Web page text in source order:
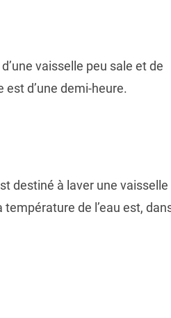
vaisselle peu sale et de
d’une demi-heure.
destiné à laver une vaisselle
de l’eau est,